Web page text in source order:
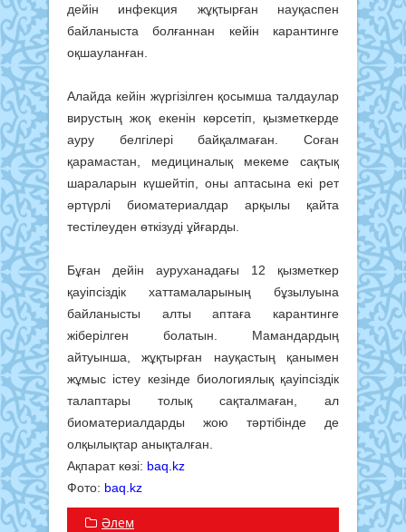
дейін инфекция жұқтырған науқаспен
байланыста болғаннан кейін карантинге
оқшауланған.
Алайда кейін жүргізілген қосымша талдаулар
вирустың жоқ екенін көрсетіп, қызметкерде
ауру белгілері байқалмаған. Соған
қарамастан, медициналық мекеме сақтық
шараларын күшейтіп, оны аптасына екі рет
әртүрлі биоматериалдар арқылы қайта
тестілеуден өткізуді ұйғарды.
Бұған дейін ауруханадағы 12 қызметкер
қауіпсіздік хаттамаларының бұзылуына
байланысты алты аптаға карантинге
жіберілген болатын. Мамандардың
айтуынша, жұқтырған науқастың қанымен
жұмыс істеу кезінде биологиялық қауіпсіздік
талаптары толық сақталмаған, ал
биоматериалдарды жою тәртібінде де
олқылықтар анықталған.
Ақпарат көзі: baq.kz
Фото: baq.kz
Әлем